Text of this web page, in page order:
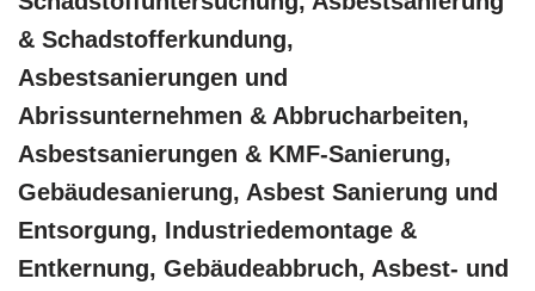
& Schadstofferkundung,
Asbestsanierungen und
Abrissunternehmen & Abbrucharbeiten,
Asbestsanierungen & KMF-Sanierung,
Gebäudesanierung, Asbest Sanierung und
Entsorgung, Industriedemontage &
Entkernung, Gebäudeabbruch, Asbest- und